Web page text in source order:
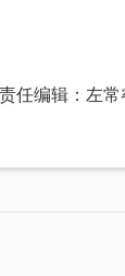
责任编辑：左常